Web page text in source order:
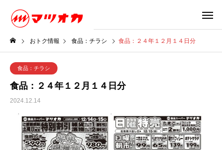
おトク情報 食品：チラシ 食品：２４年１２月１４日分
食品：チラシ
食品：２４年１２月１４日分
2024.12.14